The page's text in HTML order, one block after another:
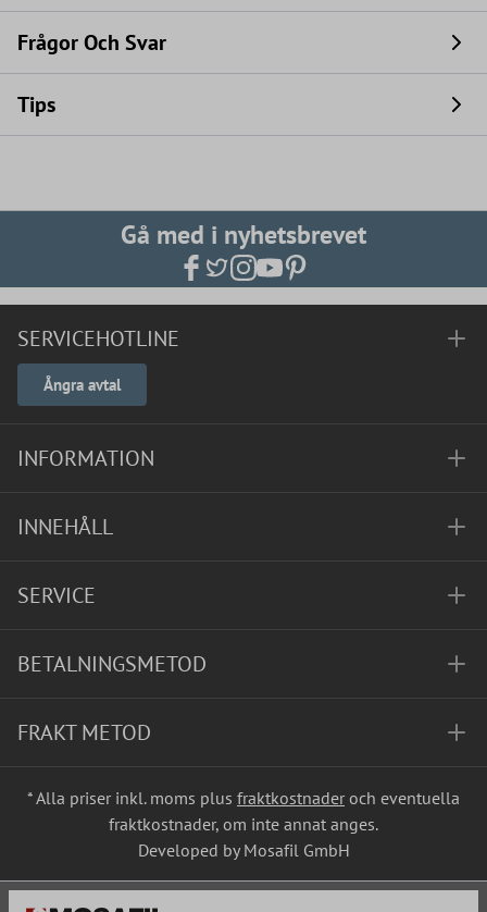
Frågor Och Svar
Tips
Gå med i nyhetsbrevet
SERVICEHOTLINE
Ångra avtal
INFORMATION
INNEHÅLL
SERVICE
BETALNINGSMETOD
FRAKT METOD
* Alla priser inkl. moms plus fraktkostnader och eventuella
fraktkostnader, om inte annat anges.
Developed by Mosafil GmbH